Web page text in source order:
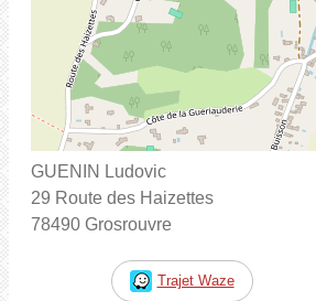
GUENIN Ludovic
29 Route des Haizettes
78490 Grosrouvre
Trajet Waze